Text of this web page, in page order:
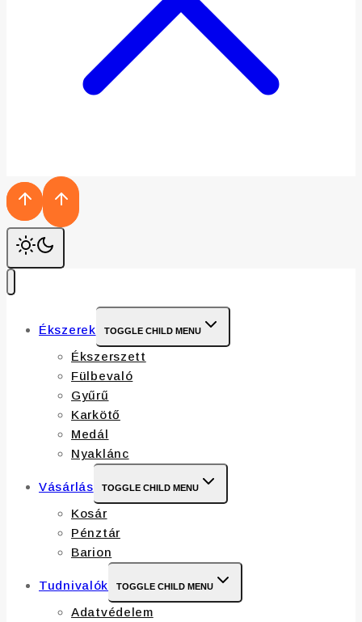
Ékszerek TOGGLE CHILD MENU
Ékszerszett
Fülbevaló
Gyűrű
Karkötő
Medál
Nyaklánc
Vásárlás TOGGLE CHILD MENU
Kosár
Pénztár
Barion
Tudnivalók TOGGLE CHILD MENU
Adatvédelem